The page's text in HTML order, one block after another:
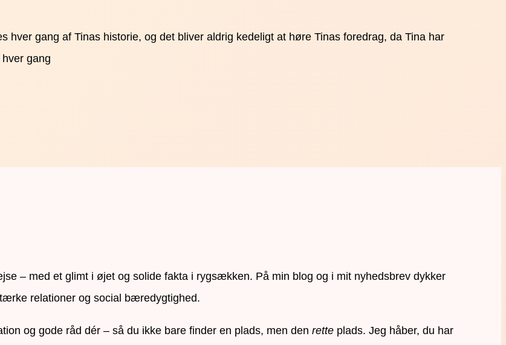
gang af Tinas historie, og det bliver aldrig kedeligt at høre Tinas foredrag, da Tina har
gang
– med et glimt i øjet og solide fakta i rygsækken. På min blog og i mit nyhedsbrev dykker
relationer og social bæredygtighed.
og gode råd dér – så du ikke bare finder en plads, men den rette plads. Jeg håber, du har